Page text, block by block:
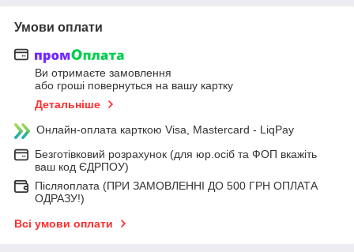
Умови оплати
Ви отримаєте замовлення
або гроші повернуться на вашу картку
Детальніше
Онлайн-оплата карткою Visa, Mastercard - LiqPay
Безготівковий розрахунок (для юр.осіб та ФОП вкажіть
ваш код ЄДРПОУ)
Післяоплата (ПРИ ЗАМОВЛЕННІ ДО 500 ГРН ОПЛАТА
ОДРАЗУ!)
Всі умови оплати